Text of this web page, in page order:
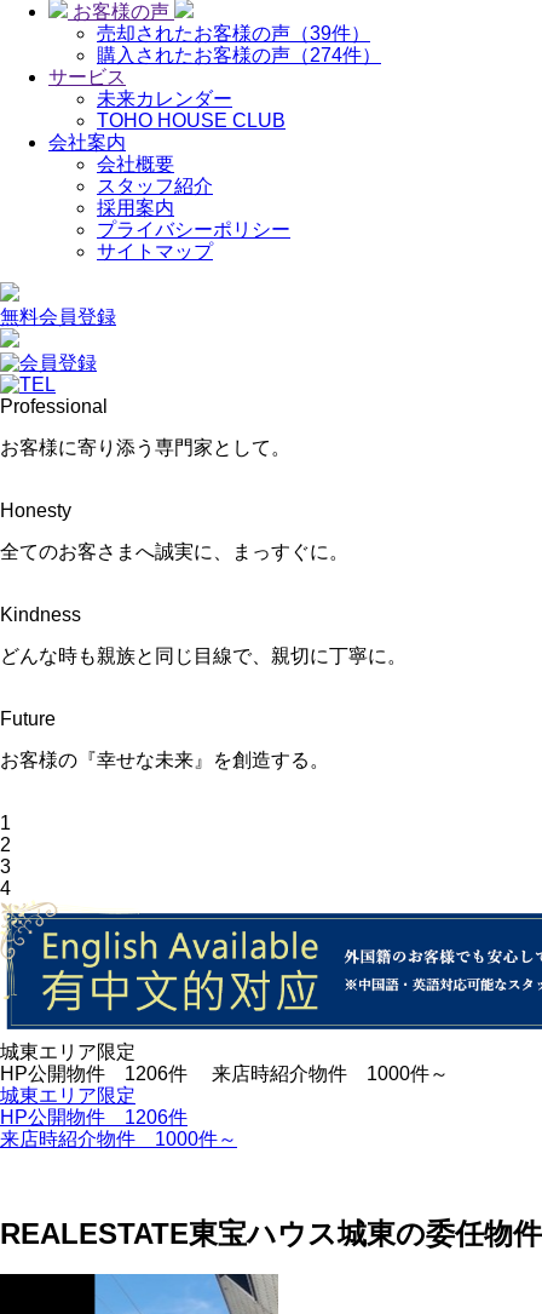
お客様の声
売却されたお客様の声（39件）
購入されたお客様の声（274件）
サービス
未来カレンダー
TOHO HOUSE CLUB
会社案内
会社概要
スタッフ紹介
採用案内
プライバシーポリシー
サイトマップ
無料会員登録
Professional
お客様に寄り添う専門家として。
Honesty
全てのお客さまへ誠実に、まっすぐに。
Kindness
どんな時も親族と同じ目線で、親切に丁寧に。
Future
お客様の『幸せな未来』を創造する。
1
2
3
4
城東エリア限定
HP公開物件 1206件 来店時紹介物件 1000件～
城東エリア限定
HP公開物件 1206件
来店時紹介物件 1000件～
REALESTATE東宝ハウス城東の委任物件